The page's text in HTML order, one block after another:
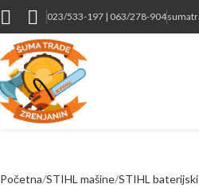
023/533-197 | 063/278-904
Početna STIHL mašine STIHL